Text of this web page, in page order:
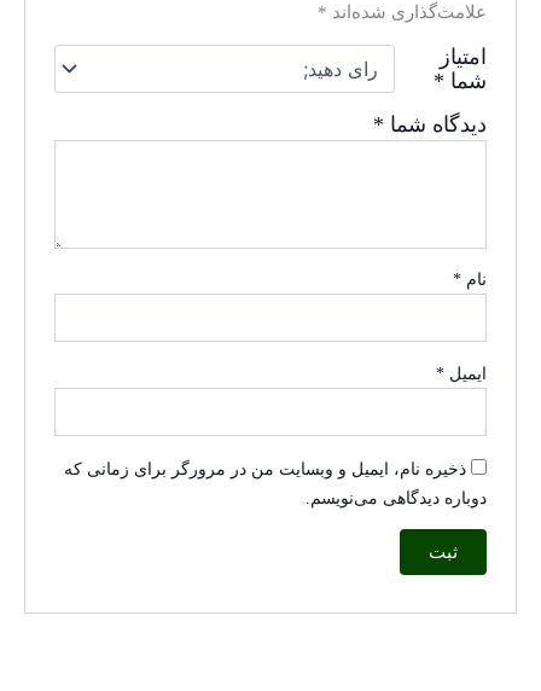
علامت‌گذاری شده‌اند *
امتیاز
شما *
دیدگاه شما *
نام*
ایمیل*
ذخیره نام، ایمیل و وبسایت من در مرورگر برای زمانی که
دوباره دیدگاهی می‌نویسم.